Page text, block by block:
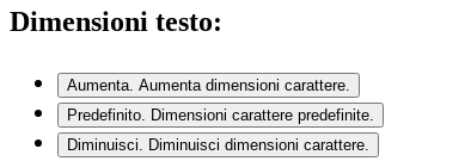
Dimensioni testo:
Aumenta . Aumenta dimensioni carattere.
Predefinito . Dimensioni carattere predefinite.
Diminuisci . Diminuisci dimensioni carattere.